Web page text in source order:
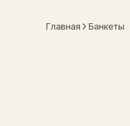
Главная Банкеты